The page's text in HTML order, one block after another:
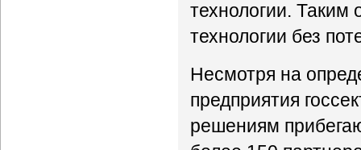
технологии. Таким
технологии без
Несмотря на
предприятия
решениям